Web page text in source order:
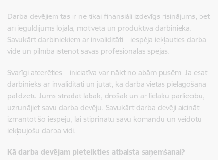
Darba devējiem tas ir ne tikai finansiāli izdevīgs risinājums, bet
arī ieguldījums lojālā, motivētā un produktīvā darbiniekā.
Savukārt darbiniekiem ar invaliditāti – iespēja iekļauties darba
vidē un pilnībā īstenot savas profesionālās spējas.
Svarīgi atcerēties – iniciatīva var nākt no abām pusēm. Ja esat
darbinieks ar invaliditāti un jūtat, ka darba vietas pielāgošana
palīdzētu Jums strādāt labāk, drošāk un ar lielāku pārliecību,
uzrunājiet savu darba devēju. Savukārt darba devēji aicināti
izmantot šo iespēju, lai stiprinātu savu komandu un veidotu
iekļaujošu darba vidi.
Kā darba devējam pieteikties atbalsta saņemšanai?